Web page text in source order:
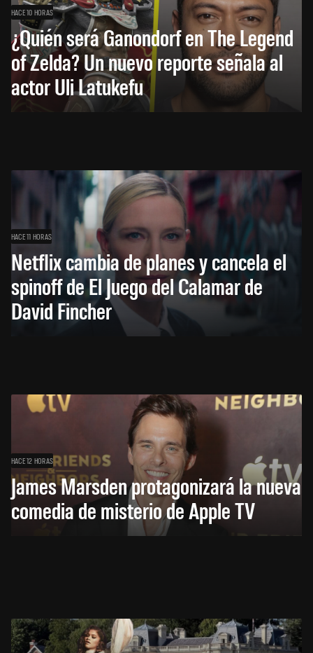
HACE 10 HORAS
¿Quién será Ganondorf en The Legend
of Zelda? Un nuevo reporte señala al
actor Uli Latukefu
HACE 11 HORAS
Netflix cambia de planes y cancela el
spinoff de El Juego del Calamar de
David Fincher
HACE 12 HORAS
James Marsden protagonizará la nueva
comedia de misterio de Apple TV